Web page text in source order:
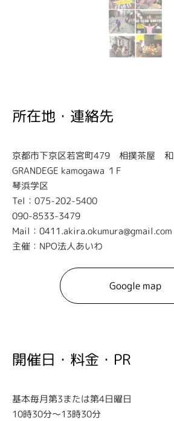
所在地・連絡先
京都市下京区若宮町479 相撲茶屋 和
GRANDEGE kamogawa １F
琴浜学区
Tel：075-202-5400
090-8533-3479
Mail：0411.akira.okumura@gmail.com
主催：NPO法人あいわ
Google map
開催日・料金・PR
基本毎月第3または第4日曜日
10時30分～13時30分